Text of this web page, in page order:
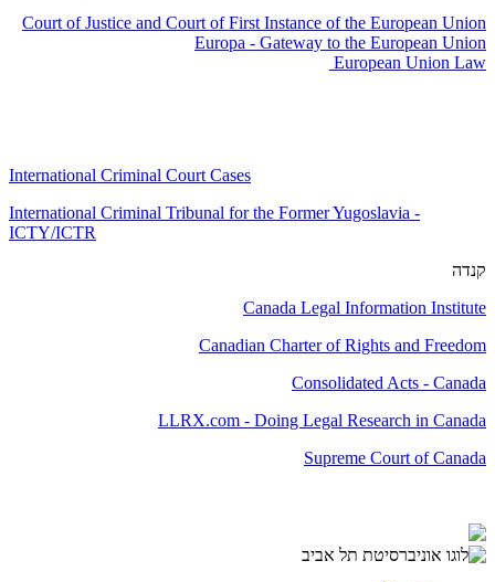
Court of Justice and Court of First Instance of the European Union
Europa - Gateway to the European Union
European Union Law
International Criminal Court Cases
International Criminal Tribunal for the Former Yugoslavia -
ICTY/ICTR
קנדה
Canada Legal Information Institute
Canadian Charter of Rights and Freedom
Consolidated Acts - Canada
LLRX.com - Doing Legal Research in Canada
Supreme Court of Canada